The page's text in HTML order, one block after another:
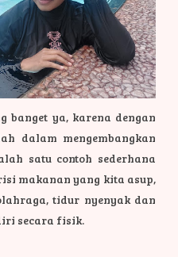
banget ya, karena dengan
dalam mengembangkan
satu contoh sederhana
makanan yang kita asup,
tidur nyenyak dan
secara fisik.